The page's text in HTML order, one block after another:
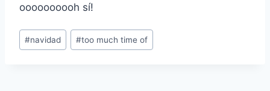
oooooooooh sí!
Post
Tags:
#navidad #too much time of